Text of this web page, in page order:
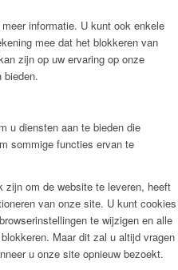
informatie. U kunt ook enkele
mee dat het blokkeren van
zijn op uw ervaring op onze
bieden.
u diensten aan te bieden die
sommige functies ervan te
om de website te leveren, heeft
van onze site. U kunt cookies
te wijzigen en alle
Maar dit zal u altijd vragen
u onze site opnieuw bezoekt.